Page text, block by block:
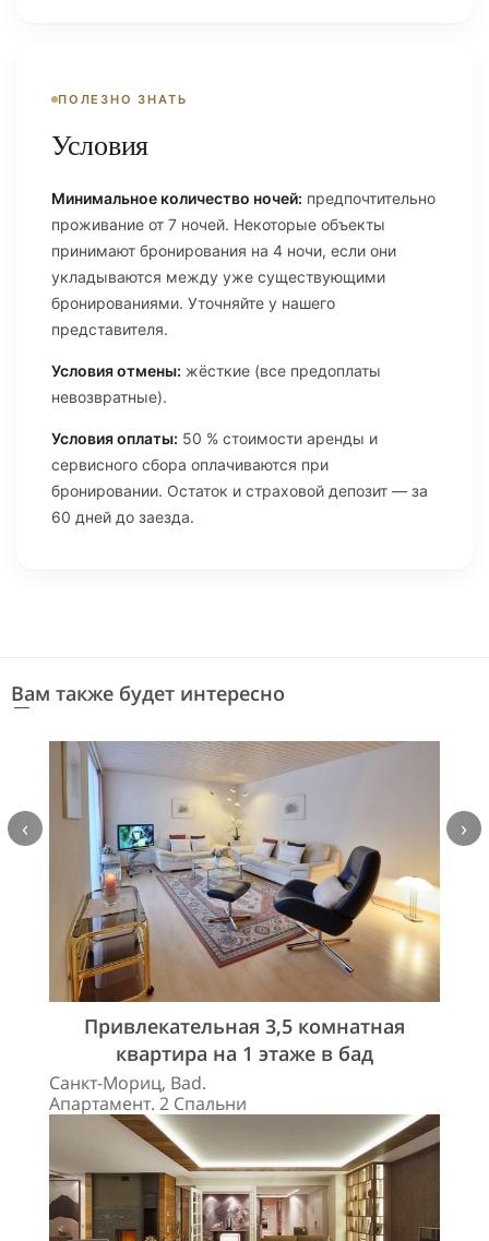
ПОЛЕЗНО ЗНАТЬ
Условия
Минимальное количество ночей: предпочтительно
проживание от 7 ночей. Некоторые объекты
принимают бронирования на 4 ночи, если они
укладываются между уже существующими
бронированиями. Уточняйте у нашего
представителя.
Условия отмены: жёсткие (все предоплаты
невозвратные).
Условия оплаты: 50 % стоимости аренды и
сервисного сбора оплачиваются при
бронировании. Остаток и страховой депозит — за
60 дней до заезда.
Вам также будет интересно
Привлекательная 3,5 комнатная
квартира на 1 этаже в бад
Санкт-Мориц, Bad.
Апартамент. 2 Спальни
‹ ›